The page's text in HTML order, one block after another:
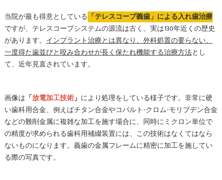
当院が最も得意としている 「テレスコープ義歯」による入れ歯治療
ですが、テレスコープシステムの源流は古く、実は130年近くの歴史
があります。 インプラント治療とは異なり、外科処置の要らない、
一度得た歯並びと咬み合わせが長く保たれ機能する治療方法とし
て、近年見直されています。
画像は 「放電加工技術」 により処理をしている様子です。非常に硬
い歯科用合金、例えばチタン合金やコバルト-クロム-モリブデン合金
などの難削金属に複雑な加工を施す場合に、同時にミクロン単位で
の精度が求められる歯科用補綴装置には、この技術はなくてはなら
ないものになります。義歯の金属フレームに精密に加工を施してい
る際の写真です。